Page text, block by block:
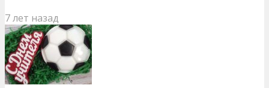
7 лет назад